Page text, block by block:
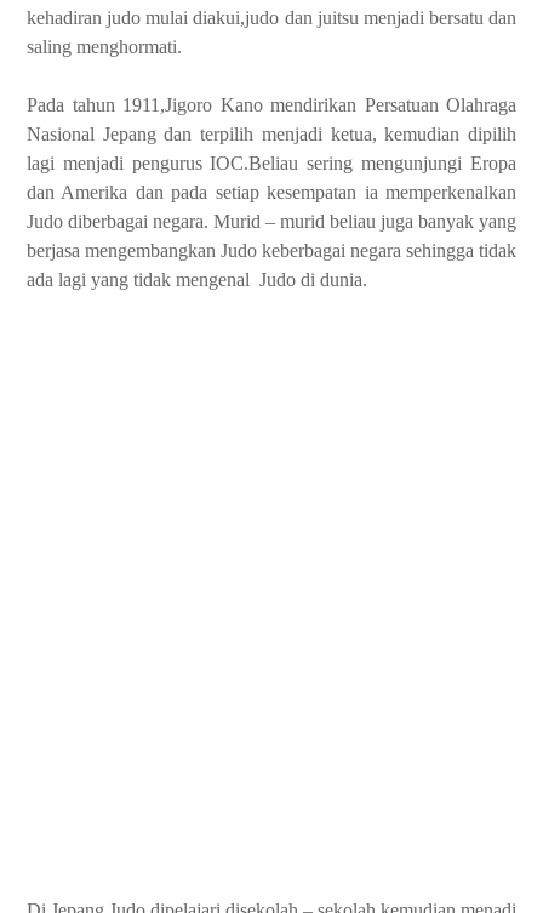
kehadiran judo mulai diakui,judo dan juitsu menjadi bersatu dan
saling menghormati.
Pada tahun 1911,Jigoro Kano mendirikan Persatuan Olahraga
Nasional Jepang dan terpilih menjadi ketua, kemudian dipilih
lagi menjadi pengurus IOC.Beliau sering mengunjungi Eropa
dan Amerika dan pada setiap kesempatan ia memperkenalkan
Judo diberbagai negara. Murid – murid beliau juga banyak yang
berjasa mengembangkan Judo keberbagai negara sehingga tidak
ada lagi yang tidak mengenal Judo di dunia.